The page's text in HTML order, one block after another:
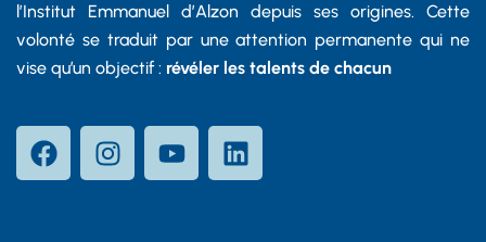
l’Institut Emmanuel d’Alzon depuis ses origines. Cette
volonté se traduit par une attention permanente qui ne
vise qu’un objectif : révéler les talents de chacun